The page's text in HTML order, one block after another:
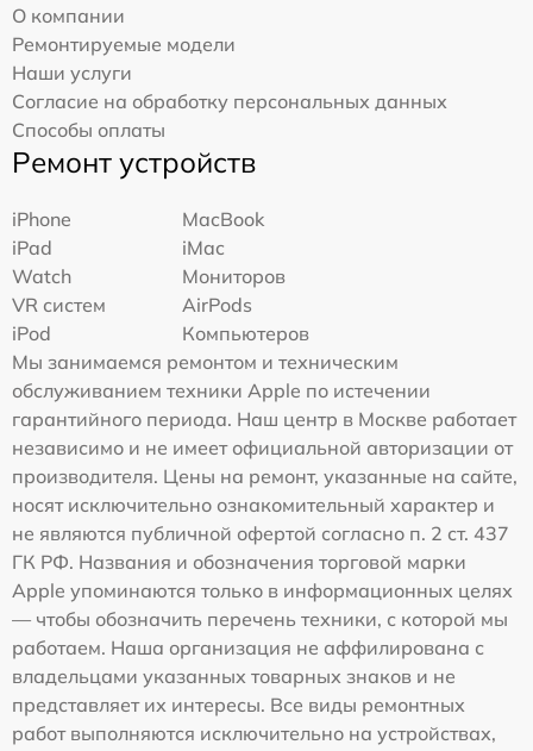
О компании
Ремонтируемые модели
Наши услуги
Согласие на обработку персональных данных
Способы оплаты
Ремонт устройств
iPhone
MacBook
iPad
iMac
Watch
Мониторов
VR систем
AirPods
iPod
Компьютеров
Мы занимаемся ремонтом и техническим
обслуживанием техники Apple по истечении
гарантийного периода. Наш центр в Москве работает
независимо и не имеет официальной авторизации от
производителя. Цены на ремонт, указанные на сайте,
носят исключительно ознакомительный характер и
не являются публичной офертой согласно п. 2 ст. 437
ГК РФ. Названия и обозначения торговой марки
Apple упоминаются только в информационных целях
— чтобы обозначить перечень техники, с которой мы
работаем. Наша организация не аффилирована с
владельцами указанных товарных знаков и не
представляет их интересы. Все виды ремонтных
работ выполняются исключительно на устройствах,